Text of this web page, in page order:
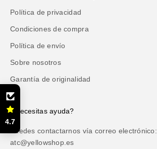
Política de privacidad
Condiciones de compra
Política de envío
Sobre nosotros
Garantía de originalidad
¿Necesitas ayuda?
Puedes contactarnos vía correo electrónico:
atc@yellowshop.es
4.7